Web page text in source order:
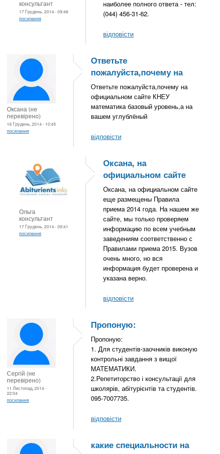
консультант
17 Грудень, 2014 - 09:48
посилання
наиболее полного ответа - тел:
(044) 456-31-62.
відповісти
Оксана (не
перевірено)
16 Грудень, 2014 - 10:45
посилання
Ответьте
пожалуйста,почему на
Ответьте пожалуйста,почему на
официальном сайте КНЕУ
математика базовый уровень,а на
вашем углублёный
відповісти
Ольга
консультант
17 Грудень, 2014 - 09:41
посилання
Оксана, на
официальном сайте
Оксана, на официальном сайте
еще размещены Правила
приема 2014 года. На нашем же
сайте, мы только проверяем
информацию по всем учебным
заведениям соответственно с
Правилами приема 2015. Вузов
очень много, но вся
информация будет проверена и
указана верно.
відповісти
Сергій (не
перевірено)
11 Листопад, 2014 -
22:04
посилання
Пропоную:
Пропоную:
1. Для студентів-заочників виконую
контрольні завдання з вищої
МАТЕМАТИКИ.
2.Репетиторство і консультації для
школярів, абітурієнтів та студентів.
095-7007735.
відповісти
какие специальности на